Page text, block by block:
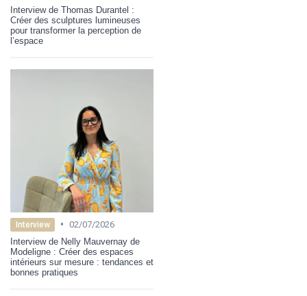
Interview de Thomas Durantel :
Créer des sculptures lumineuses
pour transformer la perception de
l’espace
Interview • 02/07/2026
Interview de Nelly Mauvernay de
Modeligne : Créer des espaces
intérieurs sur mesure : tendances et
bonnes pratiques